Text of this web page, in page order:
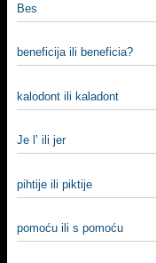
Bes
beneficija ili beneficia?
kalodont ili kaladont
Je l’ ili jer
pihtije ili piktije
pomoću ili s pomoću